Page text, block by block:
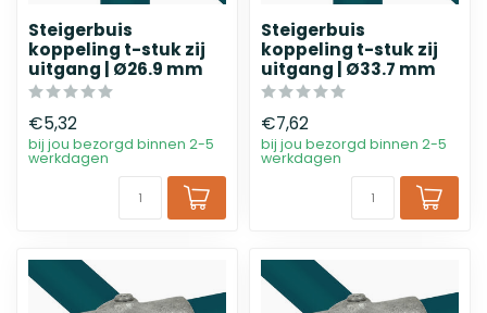
Steigerbuis
koppeling t-stuk zij
uitgang | Ø26.9 mm
€5,32
bij jou bezorgd binnen 2-5
werkdagen
Steigerbuis
koppeling t-stuk zij
uitgang | Ø33.7 mm
€7,62
bij jou bezorgd binnen 2-5
werkdagen